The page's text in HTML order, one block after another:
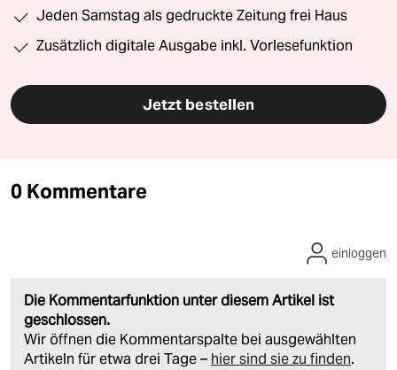
Jeden Samstag als gedruckte Zeitung frei Haus
Zusätzlich digitale Ausgabe inkl. Vorlesefunktion
Jetzt bestellen
0 Kommentare
Die Kommentarfunktion unter diesem Artikel ist
geschlossen.
Wir öffnen die Kommentarspalte bei ausgewählten
Artikeln für etwa drei Tage – hier sind sie zu finden.
einloggen